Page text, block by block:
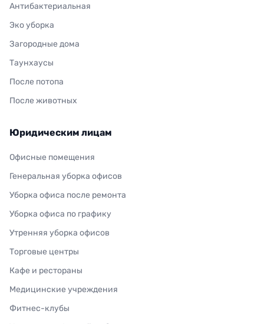
Антибактериальная
Эко уборка
Загородные дома
Таунхаусы
После потопа
После животных
Юридическим лицам
Офисные помещения
Генеральная уборка офисов
Уборка офиса после ремонта
Уборка офиса по графику
Утренняя уборка офисов
Торговые центры
Кафе и рестораны
Медицинские учреждения
Фитнес-клубы